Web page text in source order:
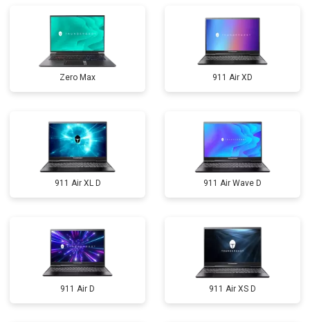
Zero Max 911 Air XD
911 Air XL D 911 Air Wave D
911 Air D 911 Air XS D